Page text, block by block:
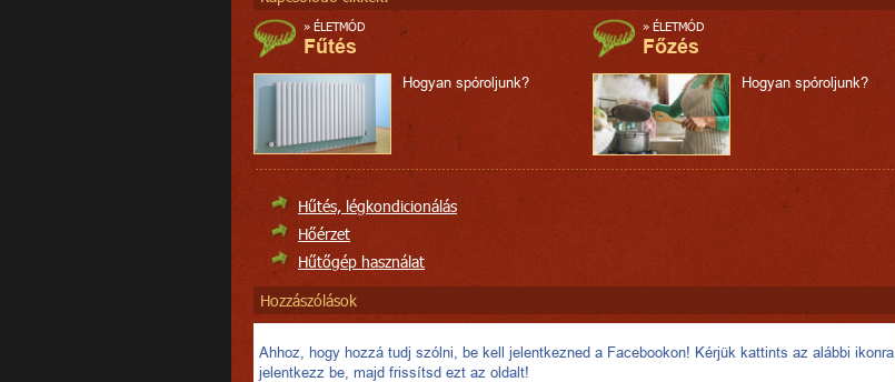
» ÉLETMÓD
Fűtés
Hogyan spóroljunk?
» ÉLETMÓD
Főzés
Hogyan spóroljunk?
Hűtés, légkondicionálás
Hőérzet
Hűtőgép használat
Hozzászólások
Ahhoz, hogy hozzá tudj szólni, be kell jelentkezned a Facebookon! Kérjük kattints az alábbi ikonra,
jelentkezz be, majd frissítsd ezt az oldalt!